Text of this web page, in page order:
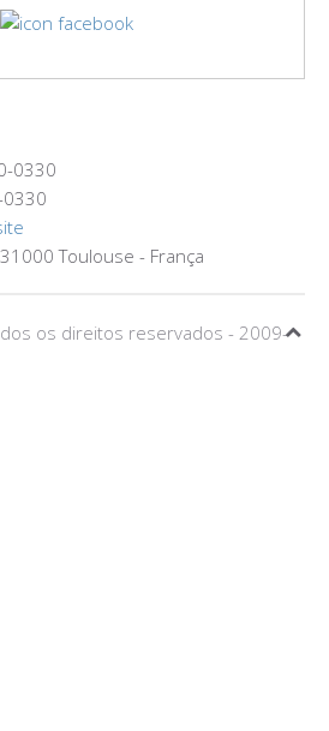
0330
Toulouse - França
os direitos reservados - 2009-